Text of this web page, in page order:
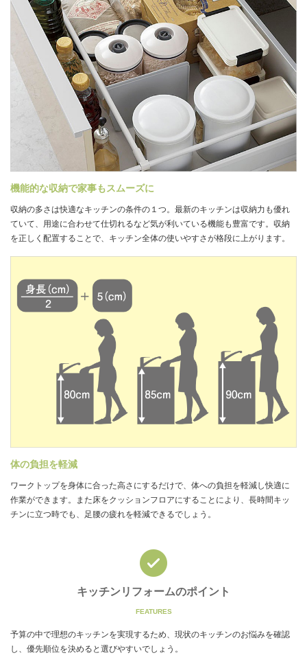
機能的な収納で家事もスムーズに
収納の多さは快適なキッチンの条件の１つ。最新のキッチンは収納力も優れ
ていて、用途に合わせて仕切れるなど気が利いている機能も豊富です。収納
を正しく配置することで、キッチン全体の使いやすさが格段に上がります。
体の負担を軽減
ワークトップを身体に合った高さにするだけで、体への負担を軽減し快適に
作業ができます。また床をクッションフロアにすることにより、長時間キッ
チンに立つ時でも、足腰の疲れを軽減できるでしょう。
キッチンリフォームのポイント
予算の中で理想のキッチンを実現するため、現状のキッチンのお悩みを確認
し、優先順位を決めると選びやすいでしょう。